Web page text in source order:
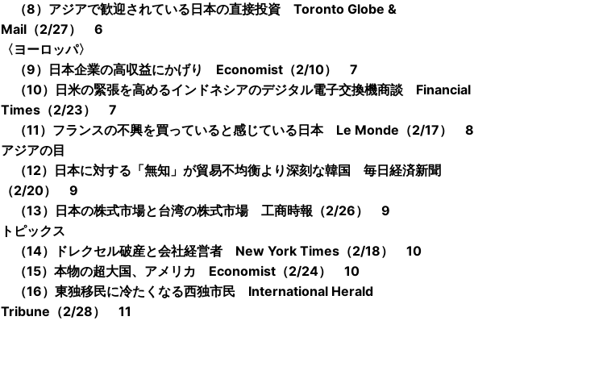
（8）アジアで歓迎されている日本の直接投資 Toronto Globe &
Mail（2/27） 6
〈ヨーロッパ〉
（9）日本企業の高収益にかげり Economist（2/10） 7
（10）日米の緊張を高めるインドネシアのデジタル電子交換機商談 Financial
Times（2/23） 7
（11）フランスの不興を買っていると感じている日本 Le Monde（2/17） 8
アジアの目
（12）日本に対する「無知」が貿易不均衡より深刻な韓国 毎日経済新聞
（2/20） 9
（13）日本の株式市場と台湾の株式市場 工商時報（2/26） 9
トピックス
（14）ドレクセル破産と会社経営者 New York Times（2/18） 10
（15）本物の超大国、アメリカ Economist（2/24） 10
（16）東独移民に冷たくなる西独市民 International Herald
Tribune（2/28） 11